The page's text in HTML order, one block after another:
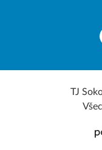
TJ